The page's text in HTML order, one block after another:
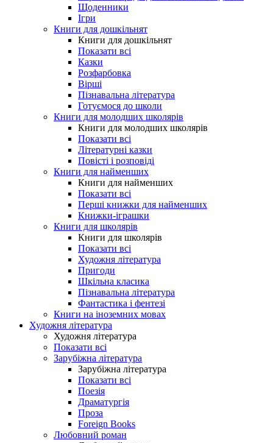
Щоденники
Ігри
Книги для дошкільнят
Книги для дошкільнят
Показати всі
Казки
Розфарбовка
Вірші
Пізнавальна література
Готуємося до школи
Книги для молодших школярів
Книги для молодших школярів
Показати всі
Літературні казки
Повісті і розповіді
Книги для найменших
Книги для найменших
Показати всі
Перші книжки для найменших
Книжки-іграшки
Книги для школярів
Книги для школярів
Показати всі
Художня література
Пригоди
Шкільна класика
Пізнавальна література
Фантастика і фентезі
Книги на іноземних мовах
Художня література
Художня література
Показати всі
Зарубіжна література
Зарубіжна література
Показати всі
Поезія
Драматургія
Проза
Foreign Books
Любовний роман